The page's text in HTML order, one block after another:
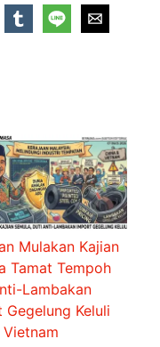
Mulakan Kajian
Tamat Tempoh
Lambakan
Gegelung Keluli
Vietnam